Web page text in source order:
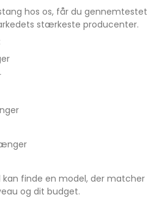
hos os, får du gennemtestet
stærkeste producenter.
finde en model, der matcher
og dit budget.